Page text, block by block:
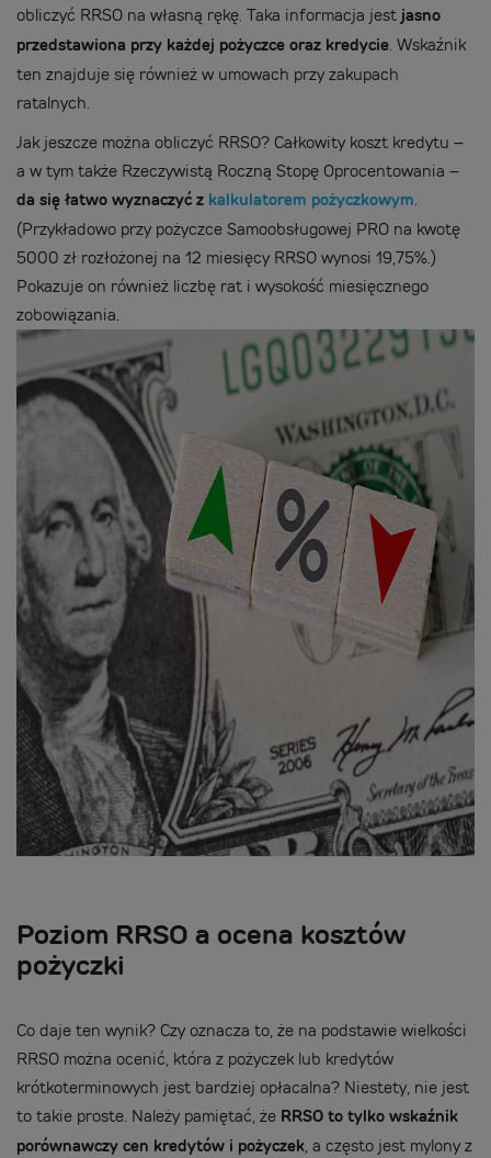
obliczyć RRSO na własną rękę. Taka informacja jest jasno
przedstawiona przy każdej pożyczce oraz kredycie. Wskaźnik
ten znajduje się również w umowach przy zakupach
ratalnych.
Jak jeszcze można obliczyć RRSO? Całkowity koszt kredytu –
a w tym także Rzeczywistą Roczną Stopę Oprocentowania –
da się łatwo wyznaczyć z kalkulatorem pożyczkowym.
(Przykładowo przy pożyczce Samoobsługowej PRO na kwotę
5000 zł rozłożonej na 12 miesięcy RRSO wynosi 19,75%.)
Pokazuje on również liczbę rat i wysokość miesięcznego
zobowiązania.
Poziom RRSO a ocena kosztów
pożyczki
Co daje ten wynik? Czy oznacza to, że na podstawie wielkości
RRSO można ocenić, która z pożyczek lub kredytów
krótkoterminowych jest bardziej opłacalna? Niestety, nie jest
to takie proste. Należy pamiętać, że RRSO to tylko wskaźnik
porównawczy cen kredytów i pożyczek, a często jest mylony z